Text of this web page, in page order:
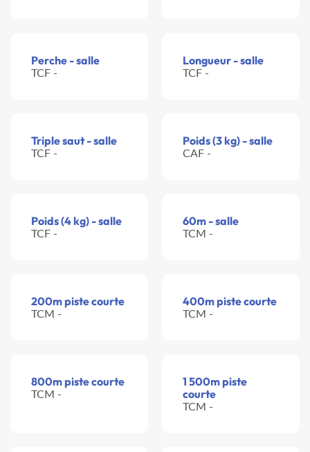
Perche - salle
TCF -
Longueur - salle
TCF -
Triple saut - salle
TCF -
Poids (3 kg) - salle
CAF -
Poids (4 kg) - salle
TCF -
60m - salle
TCM -
200m piste courte
TCM -
400m piste courte
TCM -
800m piste courte
TCM -
1 500m piste
courte
TCM -